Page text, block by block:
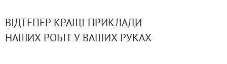
ВІДТЕПЕР КРАЩІ ПРИКЛАДИ
НАШИХ РОБІТ У ВАШИХ РУКАХ